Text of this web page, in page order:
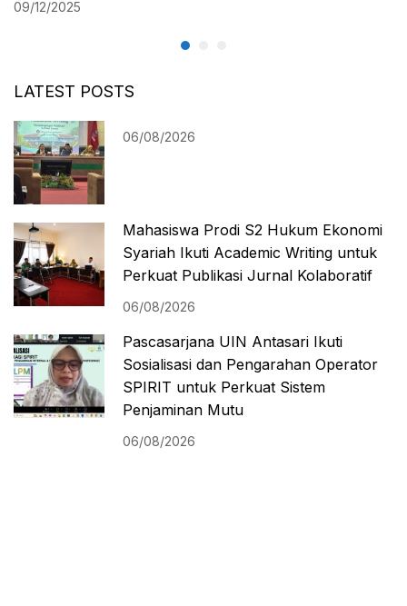
09/12/2025
LATEST POSTS
06/08/2026
Mahasiswa Prodi S2 Hukum Ekonomi
Syariah Ikuti Academic Writing untuk
Perkuat Publikasi Jurnal Kolaboratif
06/08/2026
Pascasarjana UIN Antasari Ikuti
Sosialisasi dan Pengarahan Operator
SPIRIT untuk Perkuat Sistem
Penjaminan Mutu
06/08/2026